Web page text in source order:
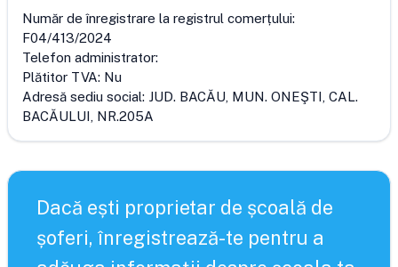
Număr de înregistrare la registrul comerțului:
F04/413/2024
Telefon administrator:
Plătitor TVA: Nu
Adresă sediu social: JUD. BACĂU, MUN. ONEŞTI, CAL.
BACĂULUI, NR.205A
Dacă ești proprietar de școală de
șoferi, înregistrează-te pentru a